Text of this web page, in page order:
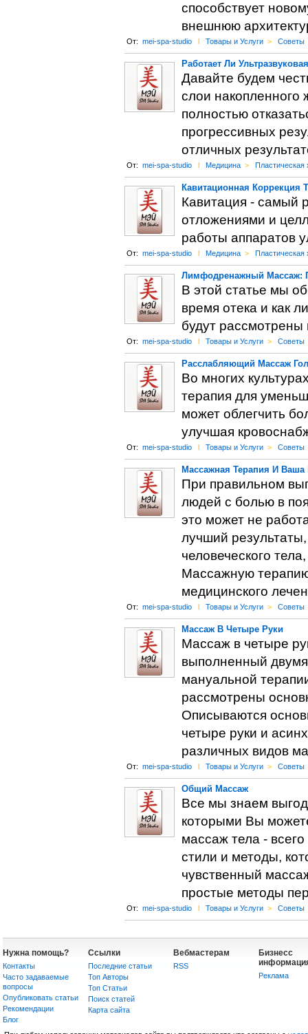
способствует
внешнюю
От: mei-spa-studio l Товары и Услуги > Советы
Работает Ли
Давайте будем
слои накопленного
полностью
прогрессивных
отличных
От: mei-spa-studio l Медицина > Пластическая
Кавитационная Коррекция
Кавитация - самый
отложениями и
работы аппаратов
От: mei-spa-studio l Медицина > Пластическая
Лимфодренажный Массаж:
В этой статье мы
время отека и как
будут
От: mei-spa-studio l Товары и Услуги > Советы
Расслабляющий Массаж
Во многих
терапия для
может облегчить
улучшая
От: mei-spa-studio l Товары и Услуги > Советы
Массажная Терапия И
При правильном
людей с болью в
это может не
лучший
человеческого
Массажную
медицинского
От: mei-spa-studio l Товары и Услуги > Советы
Массаж В Четыре Руки
Массаж в четыре
выполненный
мануальной
рассмотрены
Описываются
четыре руки и
различных видов
От: mei-spa-studio l Товары и Услуги > Советы
Общий Массаж
Все мы знаем
которыми Вы
массаж тела -
стили и методы,
чувственный
простые методы
От: mei-spa-studio l Товары и Услуги > Советы
Нужна помощь?
Контакты
Часто задаваемые
вопросы
Опубликовать статьи
Рекомендации
Блог
Ссылки
Последние статьи
Топ Авторы
Топ Статьи
Поиск статей
Карта сайта
Вебмастерам
RSS
Бизнесс
Реклама